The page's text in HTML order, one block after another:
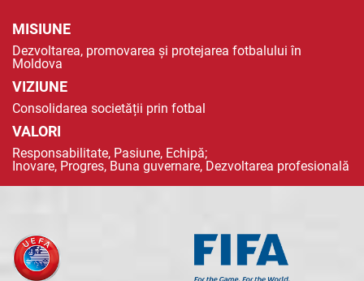
MISIUNE
Dezvoltarea, promovarea și protejarea fotbalului în
Moldova
VIZIUNE
Consolidarea societății prin fotbal
VALORI
Responsabilitate, Pasiune, Echipă;
Inovare, Progres, Buna guvernare, Dezvoltarea profesională